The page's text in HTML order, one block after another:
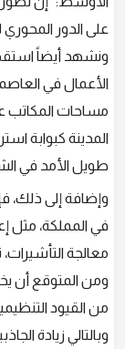
ونشهد أيضاً
الأعمال في
مساحات المكاتب
المدينة كبوابة
طويل الأمد في
وإضافة إلى ذلك،
في المملكة، مثل
معالجة
من القيود
وبالتالي زيادة